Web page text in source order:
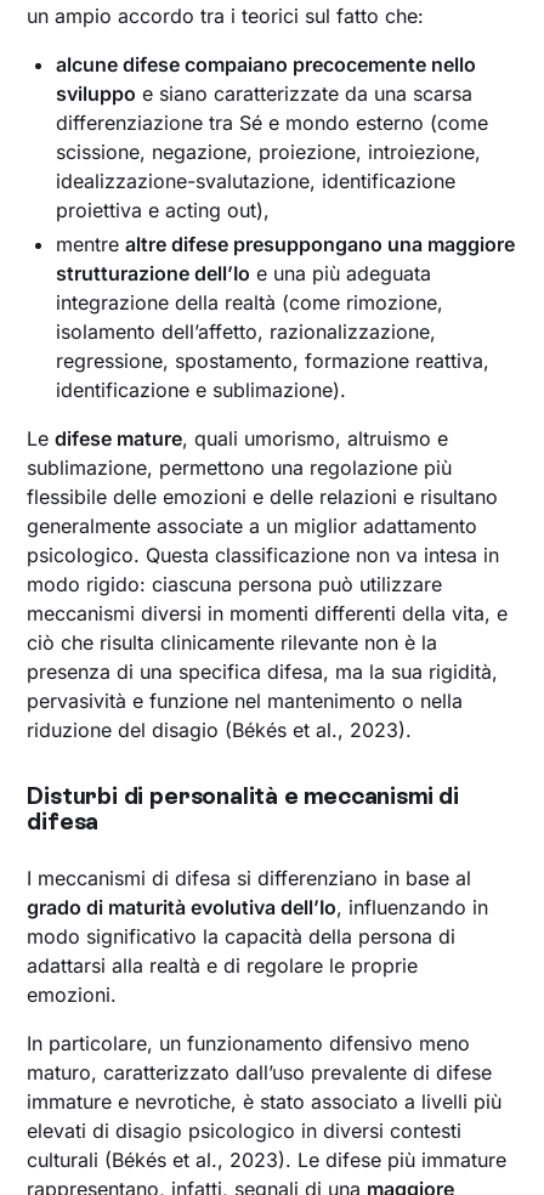
un ampio accordo tra i teorici sul fatto che:
alcune difese compaiano precocemente nello
sviluppo e siano caratterizzate da una scarsa
differenziazione tra Sé e mondo esterno (come
scissione, negazione, proiezione, introiezione,
idealizzazione-svalutazione, identificazione
proiettiva e acting out),
mentrealtre difese presuppongano una maggiore
strutturazione dell’Io e una più adeguata
integrazione della realtà (come rimozione,
isolamento dell’affetto, razionalizzazione,
regressione, spostamento, formazione reattiva,
identificazione e sublimazione).
Ledifese mature, quali umorismo, altruismo e
sublimazione, permettono una regolazione più
flessibile delle emozioni e delle relazioni e risultano
generalmente associate a un miglior adattamento
psicologico. Questa classificazione non va intesa in
modo rigido: ciascuna persona può utilizzare
meccanismi diversi in momenti differenti della vita, e
ciò che risulta clinicamente rilevante non è la
presenza di una specifica difesa, ma la sua rigidità,
pervasività e funzione nel mantenimento o nella
riduzione del disagio (Békés et al., 2023).
Disturbi di personalità e meccanismi di
difesa
‍I meccanismi di difesa si differenziano in base al
grado di maturità evolutiva dell’Io, influenzando in
modo significativo la capacità della persona di
adattarsi alla realtà e di regolare le proprie
emozioni.
In particolare, un funzionamento difensivo meno
maturo, caratterizzato dall’uso prevalente di difese
immature e nevrotiche, è stato associato a livelli più
elevati di disagio psicologico in diversi contesti
culturali (Békés et al., 2023). Le difese più immature
rappresentano, infatti, segnali di una maggiore